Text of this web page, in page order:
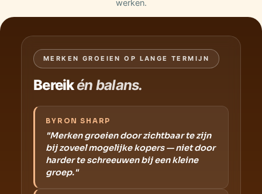
werken.
MERKEN GROEIEN OP LANGE TERMIJN
Bereikén balans.
BYRON SHARP
"Merken groeien door zichtbaar te zijn
bij zoveel mogelijke kopers — niet door
harder te schreeuwen bij een kleine
groep."